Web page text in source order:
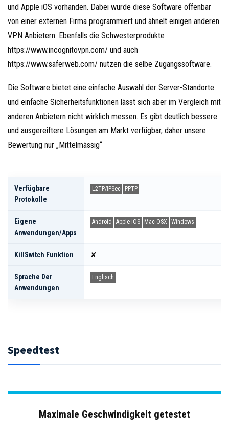
und Apple iOS vorhanden. Dabei wurde diese Software offenbar
von einer externen Firma programmiert und ähnelt einigen anderen
VPN Anbietern. Ebenfalls die Schwesterprodukte
https://www.incognitovpn.com/ und auch
https://www.saferweb.com/ nutzen die selbe Zugangssoftware.
Die Software bietet eine einfache Auswahl der Server-Standorte
und einfache Sicherheitsfunktionen lässt sich aber im Vergleich mit
anderen Anbietern nicht wirklich messen. Es gibt deutlich bessere
und ausgereiftere Lösungen am Markt verfügbar, daher unsere
Bewertung nur „Mittelmässig“
Verfügbare
Protokolle
L2TP/IPSec PPTP
Eigene
Anwendungen/Apps
Android Apple iOS Mac OSX Windows
KillSwitch Funktion ✘
Sprache Der
Anwendungen
Englisch
Speedtest
Maximale Geschwindigkeit getestet